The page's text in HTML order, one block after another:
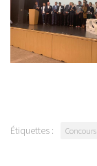
Étiquettes : Concours